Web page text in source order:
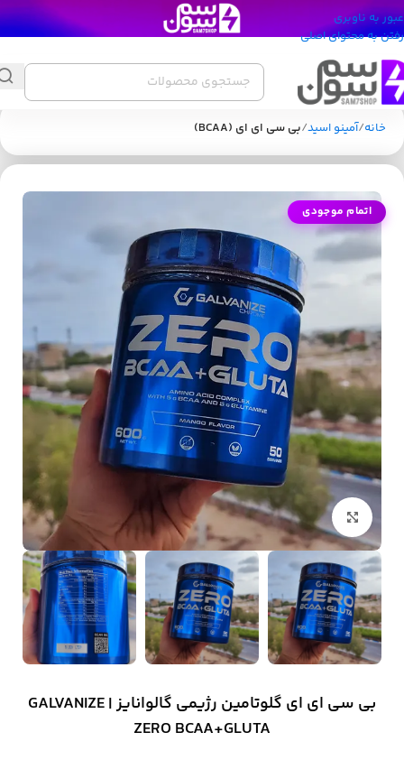
عبور به ناوبری
رفتن به محتوای اصلی
خانه آمینو اسید بی سی ای ای (BCAA)
اتمام موجودی
بزرگنمایی تصویر
بی سی ای ای گلوتامین رژیمی گالوانایز | GALVANIZE
ZERO BCAA+GLUTA